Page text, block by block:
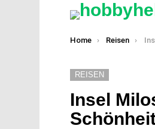
You are here:
Home Reisen Insel
REISEN
Insel